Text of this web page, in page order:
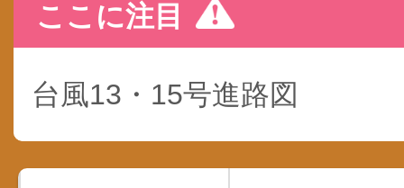
ここに注目
台風13・15号進路図